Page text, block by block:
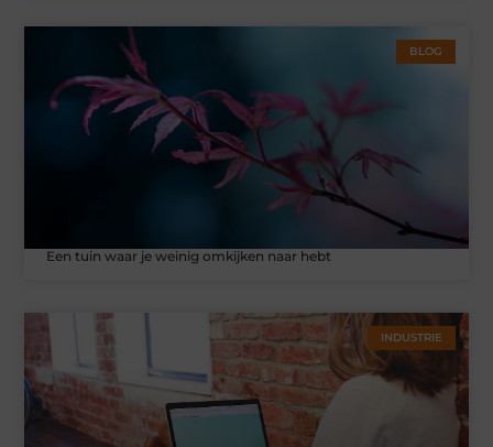
BLOG
Een tuin waar je weinig omkijken naar hebt
INDUSTRIE